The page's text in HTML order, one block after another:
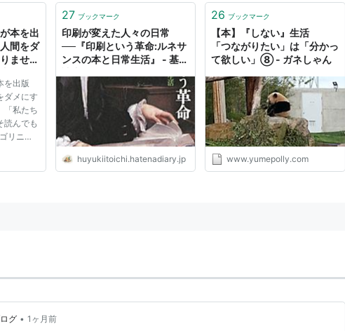
本を出
間をダ
ませ
れ
を出版
ダメにす
「私たち
読んでも
リニュ
27 ブックマーク
印刷が変えた人々の日常
──『印刷という革命:ルネサ
ンスの本と日常生活』 - 基本
huyukiitoichi.hatenadiary.jp
26 ブックマーク
【本】『しない』生活
「つながりたい」は「分かっ
て欲しい」⑧ - ガネしゃん
www.yumepolly.com
グ • 1ヶ月前